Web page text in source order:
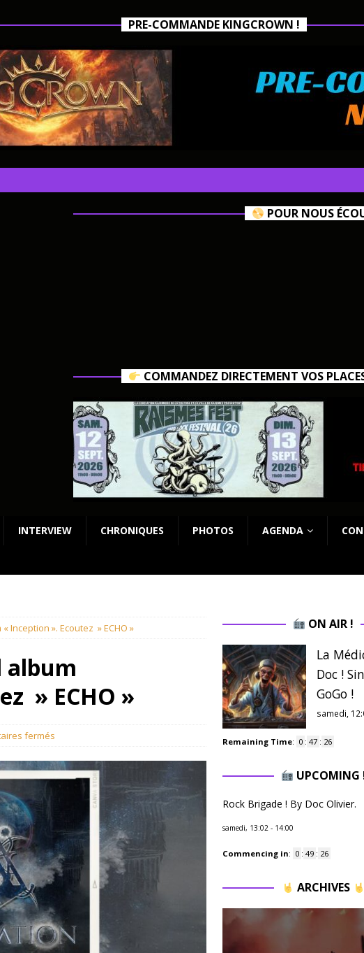
PRE-COMMANDE KINGCROWN !
POUR NOUS
COMMANDEZ DIRECTEMENT VOS
INTERVIEW CHRONIQUES PHOTOS AGENDA
Inception ». Ecoutez » ECHO »
album
» ECHO »
fermés
ON AIR !
La
Doc !
GoGo !
samedi,
Remaining Time: 0 : 47 : 25
UPCOMING
Rock Brigade ! By Doc Olivier.
samedi, 13:02 - 14:00
Commencing in: 0 : 49 : 25
ARCHIVES